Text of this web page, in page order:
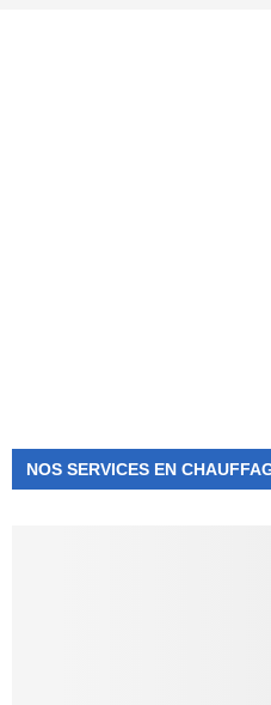
NOS SERVICES EN